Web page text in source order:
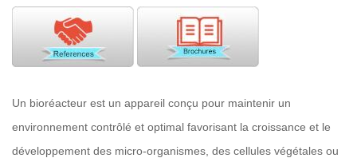
Un bioréacteur est un appareil conçu pour maintenir un
environnement contrôlé et optimal favorisant la croissance et le
développement des micro-organismes, des cellules végétales ou